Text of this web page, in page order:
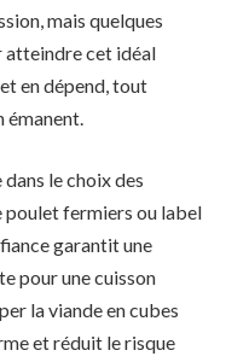
mais quelques
atteindre cet idéal
en dépend, tout
émanent.
le choix des
poulet fermiers ou label
garantit une
pour une cuisson
la viande en cubes
et réduit le risque